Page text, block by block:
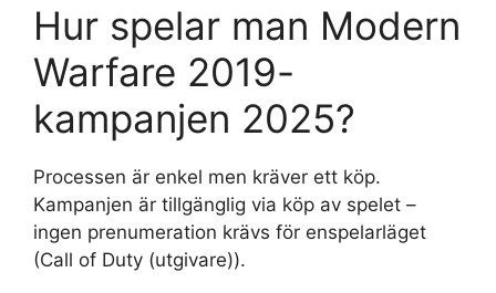
Hur spelar man Modern
Warfare 2019-
kampanjen 2025?
Processen är enkel men kräver ett köp.
Kampanjen är tillgänglig via köp av spelet –
ingen prenumeration krävs för enspelarläget
(Call of Duty (utgivare)).